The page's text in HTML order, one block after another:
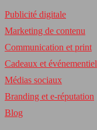
Publicité digitale
Marketing de contenu
Communication et print
Cadeaux et événementiel
Médias sociaux
Branding et e-réputation
Blog